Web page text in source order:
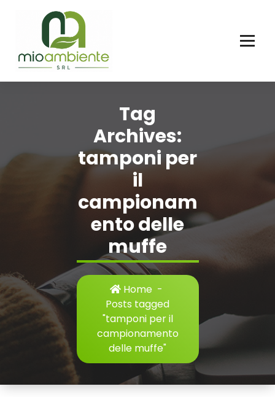
Tag
Archives:
tamponi per
il
campionam
ento delle
muffe
Home -
Posts tagged
"tamponi per il
campionamento
delle muffe"